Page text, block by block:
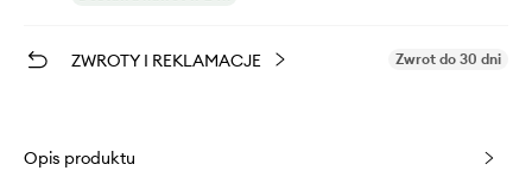
ZWROTY I REKLAMACJE Zwrot do 30 dni
Opis produktu